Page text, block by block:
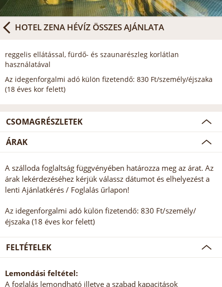
HOTEL ZENA HÉVÍZ ÖSSZES AJÁNLATA
reggelis ellátással, fürdő- és szaunarészleg korlátlan
használatával
Az idegenforgalmi adó külön fizetendő: 830 Ft/személy/éjszaka
(18 éves kor felett)
CSOMAGRÉSZLETEK
ÁRAK
A szálloda foglaltság függvényében határozza meg az árat. Az
árak lekérdezéséhez kérjük válassz dátumot és elhelyezést a
lenti Ajánlatkérés / Foglalás űrlapon!
Az idegenforgalmi adó külön fizetendő: 830 Ft/személy/
éjszaka (18 éves kor felett)
FELTÉTELEK
Lemondási feltétel:
A foglalás lemondható illetve a szabad kapacitások